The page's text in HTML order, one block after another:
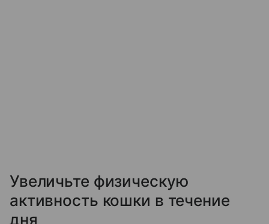
Увеличьте физическую
активность кошки в течение
дня